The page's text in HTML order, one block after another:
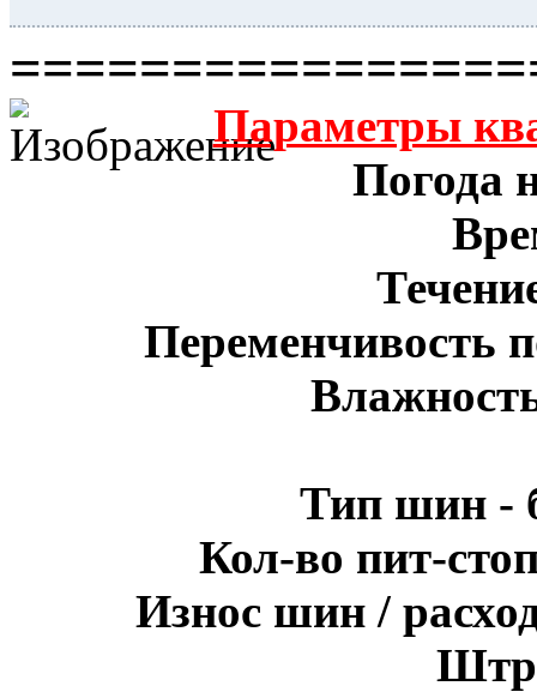
Параметры
Погода
Переменчивость
Тип шин -
Кол-во пит-
Износ шин /